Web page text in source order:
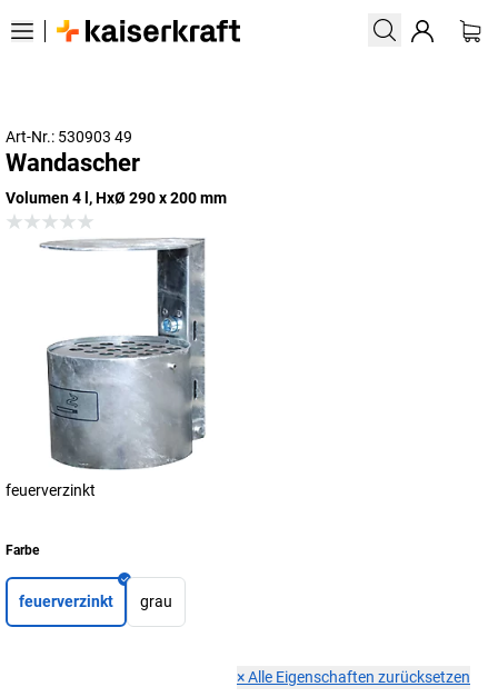
Art-Nr.: 530903 49
Wandascher
Volumen 4 l, HxØ 290 x 200 mm
feuerverzinkt
Farbe
feuerverzinkt grau
×Alle Eigenschaften zurücksetzen